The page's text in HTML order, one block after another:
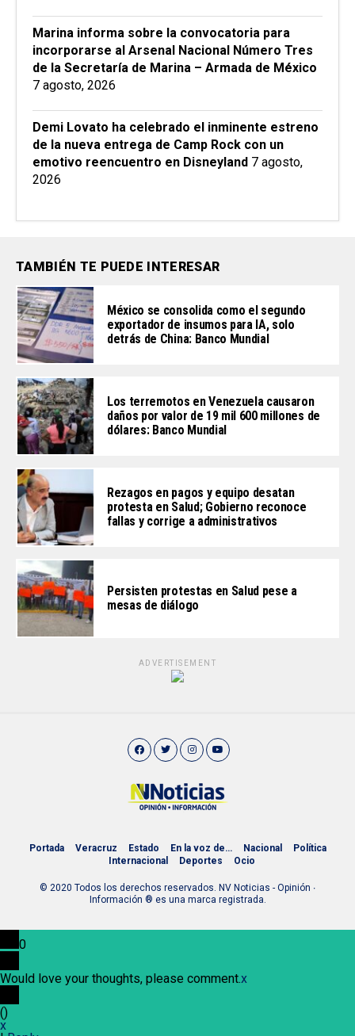
Marina informa sobre la convocatoria para
incorporarse al Arsenal Nacional Número Tres
de la Secretaría de Marina – Armada de México
7 agosto, 2026
Demi Lovato ha celebrado el inminente estreno
de la nueva entrega de Camp Rock con un
emotivo reencuentro en Disneyland 7 agosto,
2026
TAMBIÉN TE PUEDE INTERESAR
México se consolida como el segundo
exportador de insumos para IA, solo
detrás de China: Banco Mundial
Los terremotos en Venezuela causaron
daños por valor de 19 mil 600 millones de
dólares: Banco Mundial
Rezagos en pagos y equipo desatan
protesta en Salud; Gobierno reconoce
fallas y corrige a administrativos
Persisten protestas en Salud pese a
mesas de diálogo
ADVERTISEMENT
Portada Veracruz Estado En la voz de… Nacional
Política
Internacional
Deportes Ocio
© 2020 Todos los derechos reservados. NV Noticias - Opinión ∙
Información ® es una marca registrada.
0
Would love your thoughts, please comment.x
()
x